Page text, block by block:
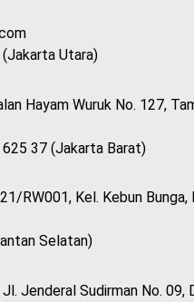
Utara)
Hayam Wuruk No. 127,
37 (Jakarta Barat)
RW001, Kel. Kebun Bunga,
Selatan)
Jenderal Sudirman No. 09,